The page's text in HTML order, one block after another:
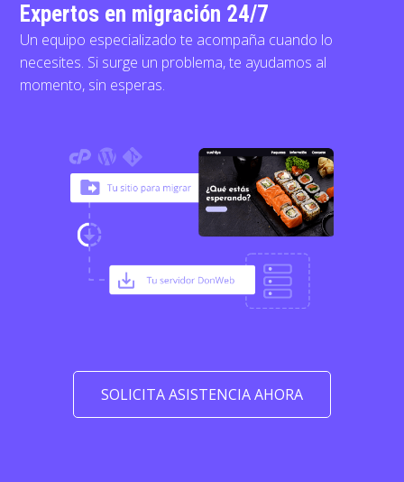
Expertos en migración 24/7
Un equipo especializado te acompaña cuando lo
necesites. Si surge un problema, te ayudamos al
momento, sin esperas.
SOLICITA ASISTENCIA AHORA